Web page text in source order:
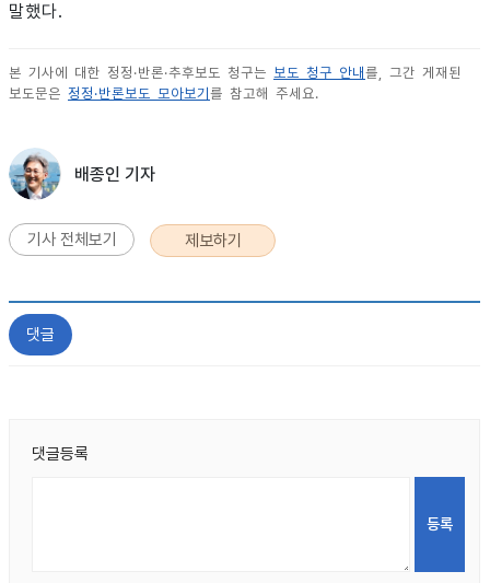
말했다.
본 기사에 대한 정정·반론·추후보도 청구는 보도 청구 안내 를, 그간 게재된
보도문은 정정·반론보도 모아보기 를 참고해 주세요.
배종인 기자
기사 전체보기 제보하기
댓글
댓글등록